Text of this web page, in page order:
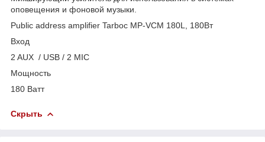
оповещения и фоновой музыки.
Public address amplifier Tarboc MP-VCM 180L, 180Bт
Вход
2 AUX / USB / 2 MIC
Мощность
180 Ватт
Скрыть